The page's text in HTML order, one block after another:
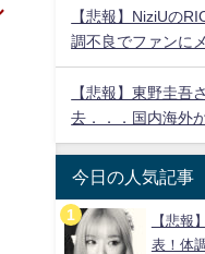
【悲報】NiziUの
調不良でファンに
【悲報】東野圭吾
去．．．国内海外
今日の人気記事
【悲報
表！体